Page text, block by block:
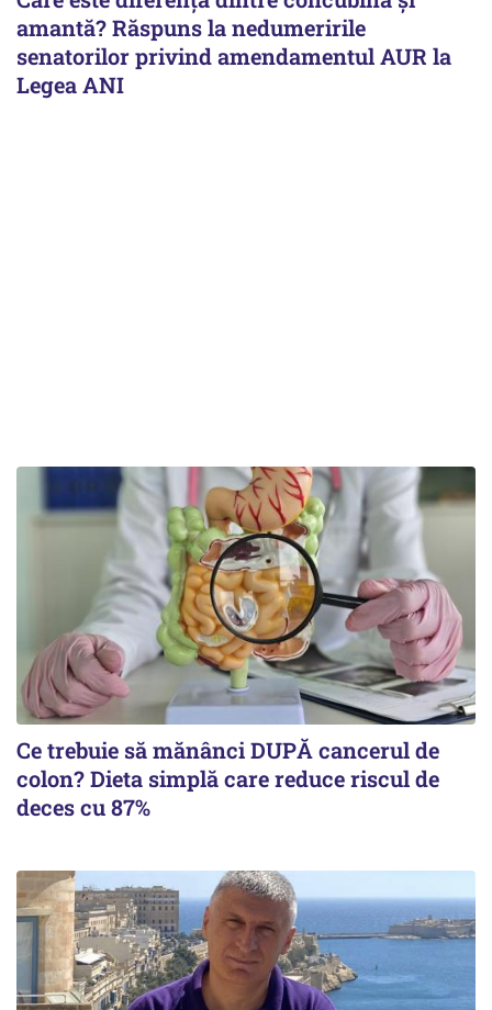
amantă? Răspuns la nedumeririle
senatorilor privind amendamentul AUR la
Legea ANI
Ce trebuie să mănânci DUPĂ cancerul de
colon? Dieta simplă care reduce riscul de
deces cu 87%